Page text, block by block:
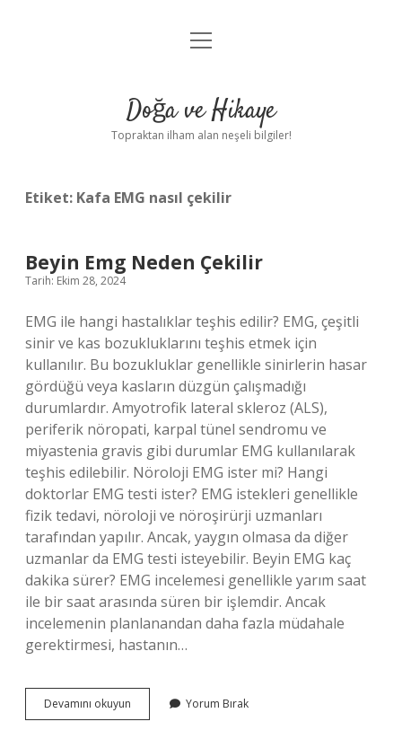
Anasayfa
Yasal Uyarı
menüyü
Doğa ve Hikaye
Topraktan ilham alan neşeli bilgiler!
Etiket: Kafa EMG nasıl çekilir
Beyin Emg Neden Çekilir
Tarih: Ekim 28, 2024
EMG ile hangi hastalıklar teşhis edilir? EMG, çeşitli
sinir ve kas bozukluklarını teşhis etmek için
kullanılır. Bu bozukluklar genellikle sinirlerin hasar
gördüğü veya kasların düzgün çalışmadığı
durumlardır. Amyotrofik lateral skleroz (ALS),
periferik nöropati, karpal tünel sendromu ve
miyastenia gravis gibi durumlar EMG kullanılarak
teşhis edilebilir. Nöroloji EMG ister mi? Hangi
doktorlar EMG testi ister? EMG istekleri genellikle
fizik tedavi, nöroloji ve nöroşirürji uzmanları
tarafından yapılır. Ancak, yaygın olmasa da diğer
uzmanlar da EMG testi isteyebilir. Beyin EMG kaç
dakika sürer? EMG incelemesi genellikle yarım saat
ile bir saat arasında süren bir işlemdir. Ancak
incelemenin planlanandan daha fazla müdahale
gerektirmesi, hastanın…
Devamını okuyun
Emg
Yorum Bırak